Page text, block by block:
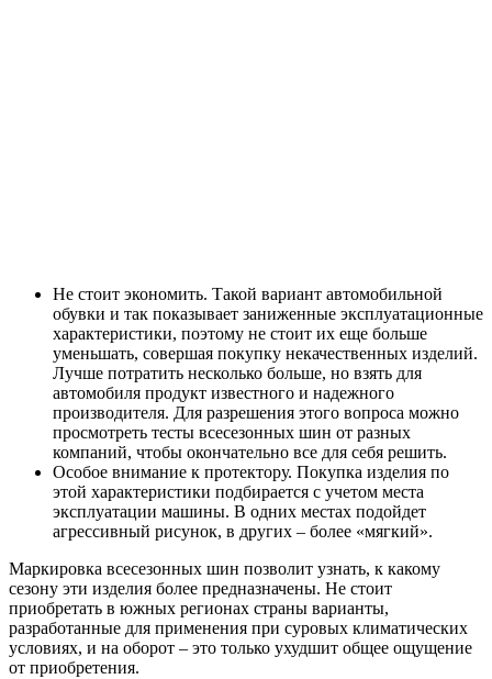
Не стоит экономить. Такой вариант автомобильной
обувки и так показывает заниженные эксплуатационные
характеристики, поэтому не стоит их еще больше
уменьшать, совершая покупку некачественных изделий.
Лучше потратить несколько больше, но взять для
автомобиля продукт известного и надежного
производителя. Для разрешения этого вопроса можно
просмотреть тесты всесезонных шин от разных
компаний, чтобы окончательно все для себя решить.
Особое внимание к протектору. Покупка изделия по
этой характеристики подбирается с учетом места
эксплуатации машины. В одних местах подойдет
агрессивный рисунок, в других – более «мягкий».
Маркировка всесезонных шин позволит узнать, к какому
сезону эти изделия более предназначены. Не стоит
приобретать в южных регионах страны варианты,
разработанные для применения при суровых климатических
условиях, и на оборот – это только ухудшит общее ощущение
от приобретения.